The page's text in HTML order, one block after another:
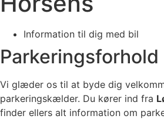
Information til dig med bil
Parkeringsforhold
Vi glæder os til at byde dig
parkeringskælder. Du kører ind fra
finder ellers alt information om